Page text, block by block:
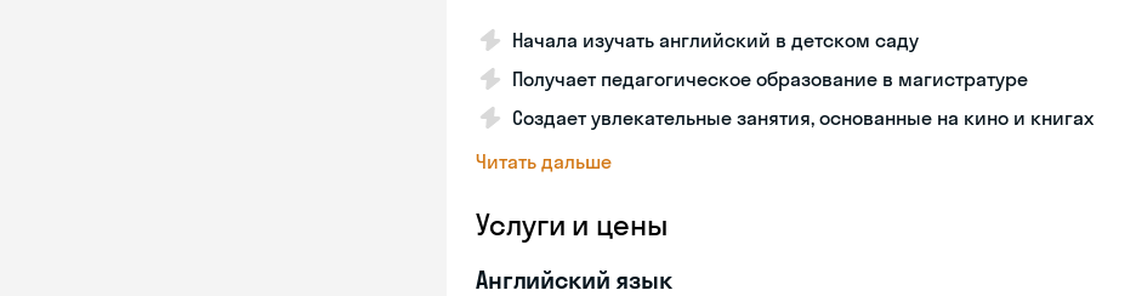
Начала изучать английский в детском саду
Получает педагогическое образование в магистратуре
Создает увлекательные занятия, основанные на кино и книгах
Читать дальше
Услуги и цены
Английский язык